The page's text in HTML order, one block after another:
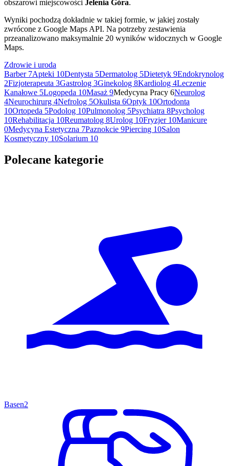
obszarowi miejscowości Jelenia Góra.
Wyniki pochodzą dokładnie w takiej formie, w jakiej zostały
zwrócone z Google Maps API. Na potrzeby zestawienia
przeanalizowano maksymalnie 20 wyników widocznych w Google
Maps.
Zdrowie i uroda
Barber 7Apteki 10Dentysta 5Dermatolog 5Dietetyk 9Endokrynolog
2Fizjoterapeuta 3Gastrolog 3Ginekolog 8Kardiolog 4Leczenie
Kanałowe 5Logopeda 10Masaż 9Medycyna Pracy 6Neurolog
4Neurochirurg 4Nefrolog 5Okulista 6Optyk 10Ortodonta
10Ortopeda 5Podolog 10Pulmonolog 5Psychiatra 8Psycholog
10Rehabilitacja 10Reumatolog 8Urolog 10Fryzjer 10Manicure
0Medycyna Estetyczna 7Paznokcie 9Piercing 10Salon
Kosmetyczny 10Solarium 10
Polecane kategorie
Basen2